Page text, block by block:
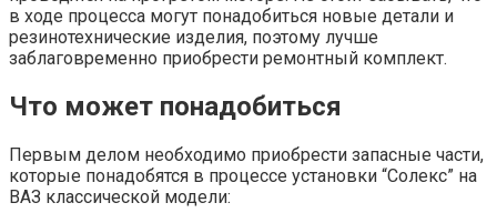
в ходе процесса могут понадобиться новые детали и
резинотехнические изделия, поэтому лучше
заблаговременно приобрести ремонтный комплект.
Что может понадобиться
Первым делом необходимо приобрести запасные части,
которые понадобятся в процессе установки “Солекс” на
ВАЗ классической модели: